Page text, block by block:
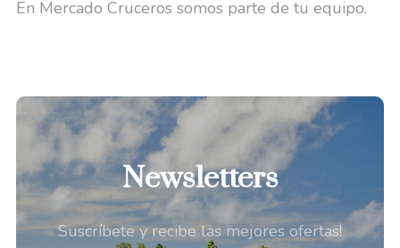
En Mercado Cruceros somos parte de tu equipo.
Newsletters
Suscríbete y recibe las mejores ofertas!